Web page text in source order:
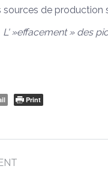
sources de production
L' »effacement » des
Print